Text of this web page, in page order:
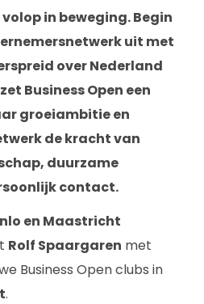
in beweging. Begin
uit met
over Nederland
Business Open een
groeiambitie en
de kracht van
duurzame
contact.
en Maastricht
Rolf Spaargaren met
Business Open clubs in
.